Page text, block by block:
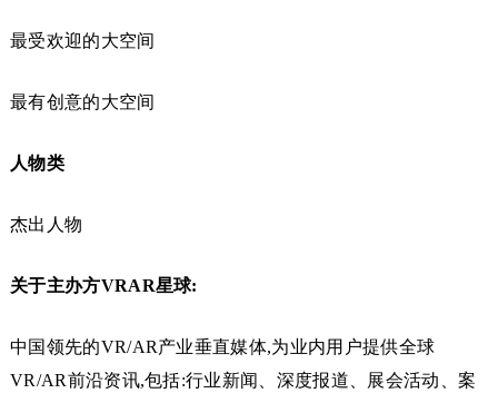
最受欢迎的大空间
最有创意的大空间
人物类
杰出人物
关于主办方VRAR星球:
中国领先的VR/AR产业垂直媒体,为业内用户提供全球
VR/AR前沿资讯,包括:行业新闻、深度报道、展会活动、案